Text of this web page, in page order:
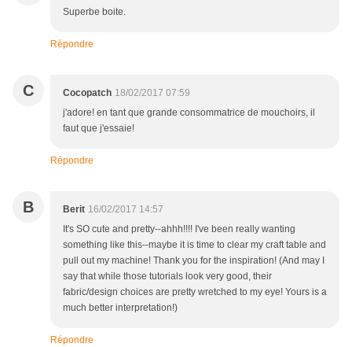
Superbe boite.
Répondre
C Cocopatch 18/02/2017 07:59
j'adore! en tant que grande consommatrice de mouchoirs, il
faut que j'essaie!
Répondre
B Berit 16/02/2017 14:57
It's SO cute and pretty--ahhh!!!! I've been really wanting
something like this--maybe it is time to clear my craft table and
pull out my machine! Thank you for the inspiration! (And may I
say that while those tutorials look very good, their
fabric/design choices are pretty wretched to my eye! Yours is a
much better interpretation!)
Répondre